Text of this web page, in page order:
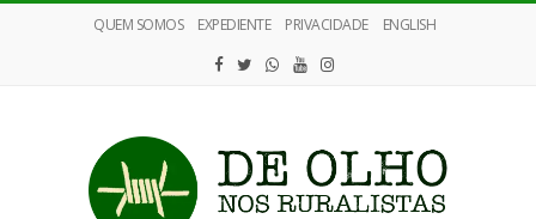
QUEM SOMOS EXPEDIENTE PRIVACIDADE ENGLISH